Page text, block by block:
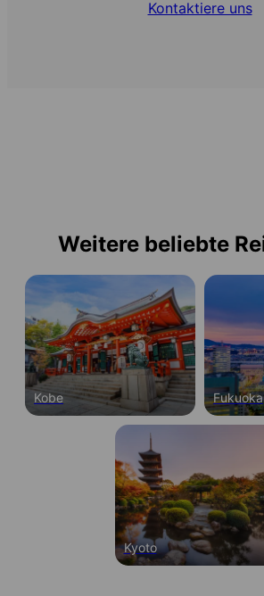
Kontaktiere uns
Weitere beliebte
Kobe Fukuoka
Kyoto